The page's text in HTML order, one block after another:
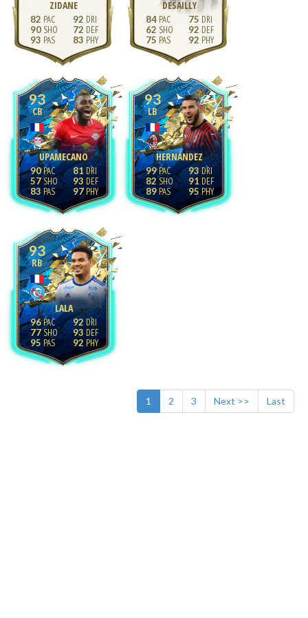
ZIDANE
82
90
93
92
72
83
DESAILLY
84
62
75
75
92
92
93
CB
UPAMECANO
90
57
83
81
93
97
93
LB
HERNÁNDEZ
99
82
89
93
91
95
93
RB
LALA
96
77
95
92
93
92
1 2 3 Next >> Last